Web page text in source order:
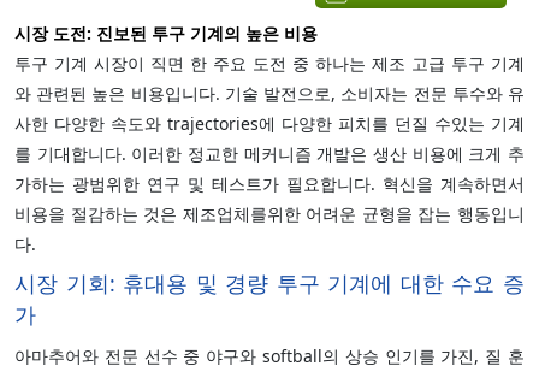
시장 도전: 진보된 투구 기계의 높은 비용
투구 기계 시장이 직면 한 주요 도전 중 하나는 제조 고급 투구 기계
와 관련된 높은 비용입니다. 기술 발전으로, 소비자는 전문 투수와 유
사한 다양한 속도와 trajectories에 다양한 피치를 던질 수있는 기계
를 기대합니다. 이러한 정교한 메커니즘 개발은 생산 비용에 크게 추
가하는 광범위한 연구 및 테스트가 필요합니다. 혁신을 계속하면서
비용을 절감하는 것은 제조업체를위한 어려운 균형을 잡는 행동입니
다.
시장 기회: 휴대용 및 경량 투구 기계에 대한 수요 증
가
아마추어와 전문 선수 중 야구와 softball의 상승 인기를 가진, 질 훈